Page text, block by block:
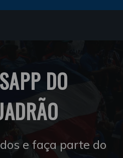
DO
e faça parte do